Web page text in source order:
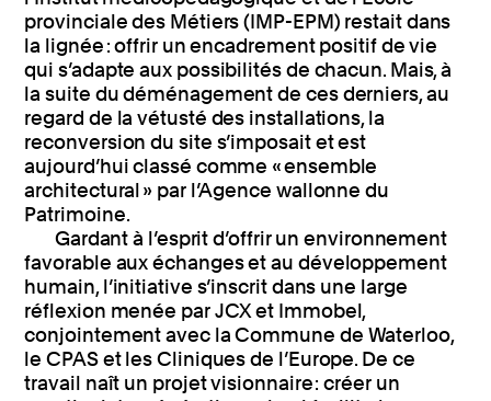
provinciale des Métiers (IMP-EPM) restait dans
la lignée : offrir un encadrement positif de vie
qui s’adapte aux possibilités de chacun. Mais, à
la suite du déménagement de ces derniers, au
regard de la vétusté des installations, la
reconversion du site s’imposait et est
aujourd’hui classé comme « ensemble
architectural » par l’Agence wallonne du
Patrimoine.
Gardant à l’esprit d’offrir un environnement
favorable aux échanges et au développement
humain, l’initiative s’inscrit dans une large
réflexion menée par JCX et Immobel,
conjointement avec la Commune de Waterloo,
le CPAS et les Cliniques de l’Europe. De ce
travail naît un projet visionnaire : créer un